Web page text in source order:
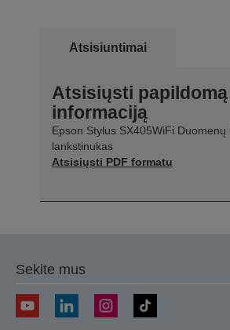
Atsisiuntimai
Atsisiųsti papildomą
informaciją
Epson Stylus SX405WiFi Duomenų
lankstinukas
Atsisiųsti PDF formatu
Sekite mus